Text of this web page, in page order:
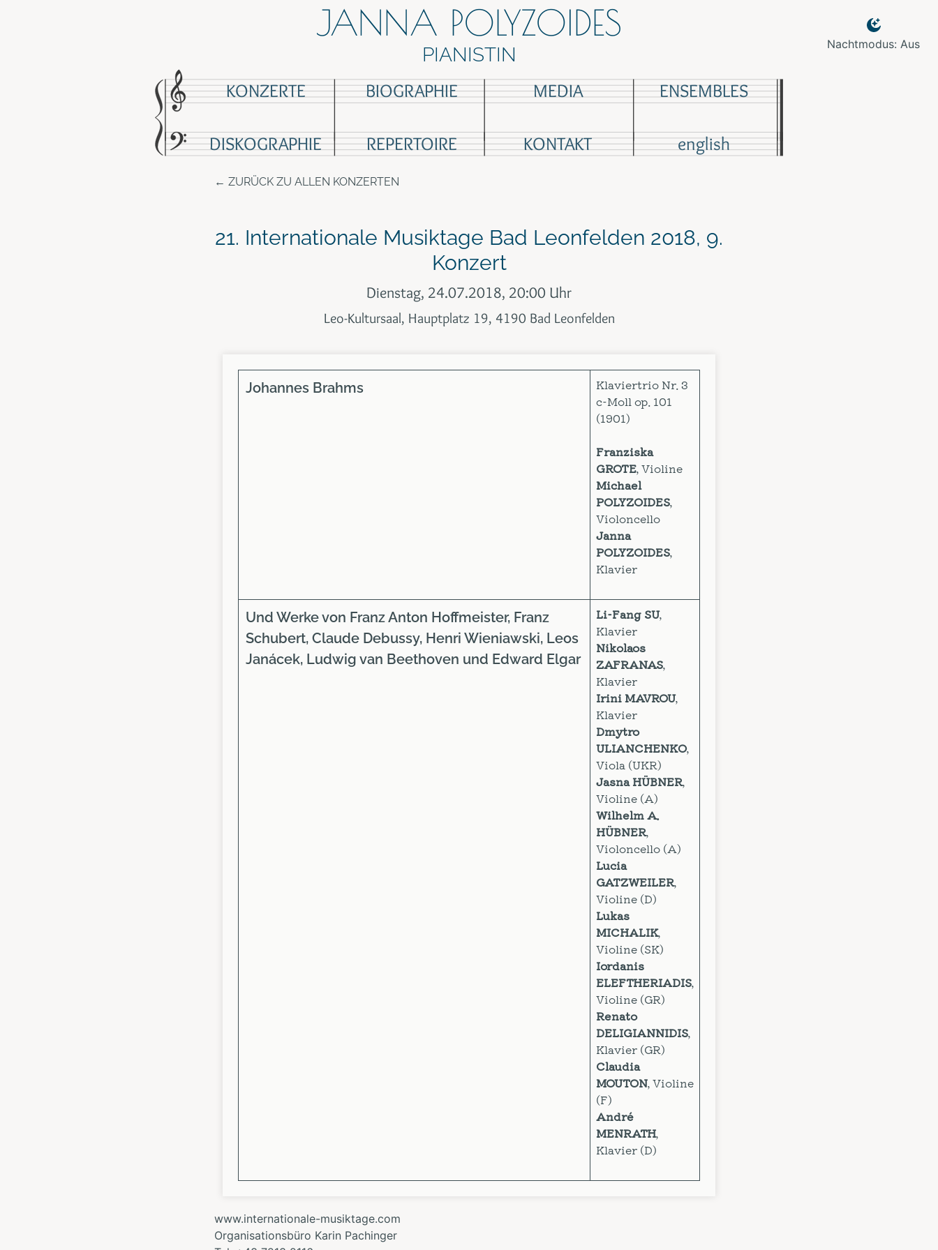
JANNA POLYZOIDES
PIANISTIN
KONZERTE BIOGRAPHIE MEDIA ENSEMBLES
DISKOGRAPHIE REPERTOIRE KONTAKT english
ZURÜCK ZU ALLEN KONZERTEN
21. Internationale Musiktage Bad Leonfelden 2018, 9.
Konzert
Dienstag, 24.07.2018, 20:00 Uhr
Leo-Kultursaal, Hauptplatz 19, 4190 Bad Leonfelden
Johannes Brahms
Klaviertrio Nr. 3
c-Moll op. 101
(1901)
Franziska
GROTE, Violine
Michael
POLYZOIDES,
Violoncello
Janna
POLYZOIDES,
Klavier
Und Werke von Franz Anton Hoffmeister, Franz
Schubert, Claude Debussy, Henri Wieniawski, Leos
Janácek, Ludwig van Beethoven und Edward Elgar
Li-Fang SU,
Klavier
Nikolaos
ZAFRANAS,
Klavier
Irini MAVROU,
Klavier
Dmytro
ULIANCHENKO,
Viola (UKR)
Jasna HÜBNER,
Violine (A)
Wilhelm A.
HÜBNER,
Violoncello (A)
Lucia
GATZWEILER,
Violine (D)
Lukas
MICHALIK,
Violine (SK)
Iordanis
ELEFTHERIADIS,
Violine (GR)
Renato
DELIGIANNIDIS,
Klavier (GR)
Claudia
MOUTON, Violine
(F)
André
MENRATH,
Klavier (D)
www.internationale-musiktage.com
Organisationsbüro Karin Pachinger
Nachtmodus: Aus